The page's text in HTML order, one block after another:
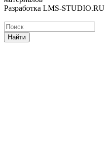
Разработка LMS-STUDIO.RU
Найти